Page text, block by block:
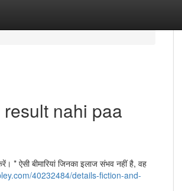
nahi paa
* ऐसी बीमारियां जिनका इलाज संभव नहीं है, वह
40232484/details-fiction-and-